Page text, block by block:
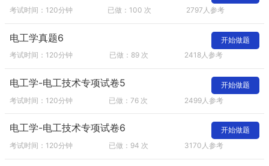
考试时间：120分钟 已做：100 次 2797人参考
电工学真题6
考试时间：120分钟 已做：89 次 2418人参考
开始做题
电工学-电工技术专项试卷5
考试时间：120分钟 已做：76 次 2499人参考
开始做题
电工学-电工技术专项试卷6
考试时间：120分钟 已做：94 次 3170人参考
开始做题